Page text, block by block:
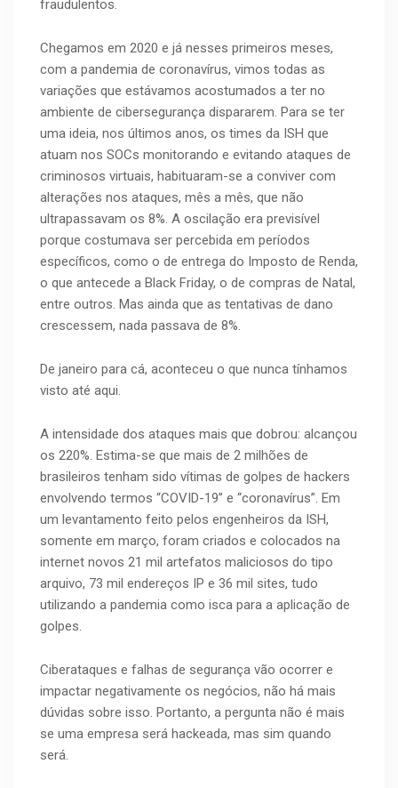
fraudulentos.
Chegamos em 2020 e já nesses primeiros meses,
com a pandemia de coronavírus, vimos todas as
variações que estávamos acostumados a ter no
ambiente de cibersegurança dispararem. Para se ter
uma ideia, nos últimos anos, os times da ISH que
atuam nos SOCs monitorando e evitando ataques de
criminosos virtuais, habituaram-se a conviver com
alterações nos ataques, mês a mês, que não
ultrapassavam os 8%. A oscilação era previsível
porque costumava ser percebida em períodos
específicos, como o de entrega do Imposto de Renda,
o que antecede a Black Friday, o de compras de Natal,
entre outros. Mas ainda que as tentativas de dano
crescessem, nada passava de 8%.
De janeiro para cá, aconteceu o que nunca tínhamos
visto até aqui.
A intensidade dos ataques mais que dobrou: alcançou
os 220%. Estima-se que mais de 2 milhões de
brasileiros tenham sido vítimas de golpes de hackers
envolvendo termos “COVID-19” e “coronavírus”. Em
um levantamento feito pelos engenheiros da ISH,
somente em março, foram criados e colocados na
internet novos 21 mil artefatos maliciosos do tipo
arquivo, 73 mil endereços IP e 36 mil sites, tudo
utilizando a pandemia como isca para a aplicação de
golpes.
Ciberataques e falhas de segurança vão ocorrer e
impactar negativamente os negócios, não há mais
dúvidas sobre isso. Portanto, a pergunta não é mais
se uma empresa será hackeada, mas sim quando
será.